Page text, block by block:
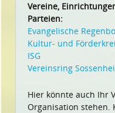
Vereine,
Parteien:
Evangelische
Kultur- und
ISG
Vereinsring
Hier könnte auch Ihr
Organisation stehen.